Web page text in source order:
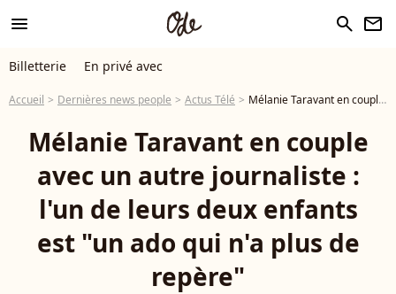
menu search newsletter
Billetterie En privé avec
Accueil Dernières news people Actus Télé Mélanie Taravant en couple avec un autre journaliste : l'un de leurs deux enfants est "un ado qui n'a plus de repère"
Mélanie Taravant en couple
avec un autre journaliste :
l'un de leurs deux enfants
est "un ado qui n'a plus de
repère"